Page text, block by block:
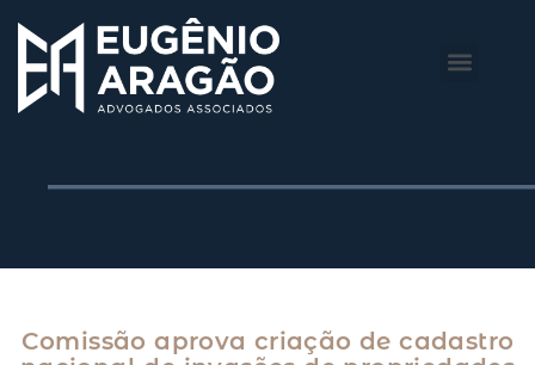
Comissão aprova criação de cadastro